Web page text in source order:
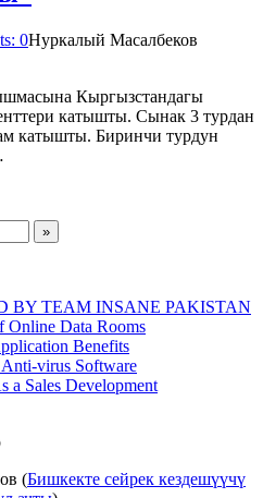
0Нуркалый Масалбеков
Кыргызстандагы
катышты. Сынак 3 турдан
катышты. Биринчи турдун
BY TEAM INSANE PAKISTAN
Online Data Rooms
Benefits
virus Software
a Sales Development
(Бишкекте сейрек кездешүүчү